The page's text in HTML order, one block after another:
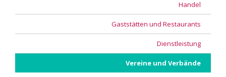
Handel
Gaststätten und Restaurants
Dienstleistung
Vereine und Verbände